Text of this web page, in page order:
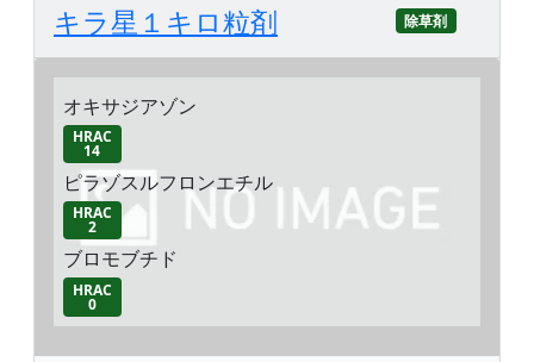
キラ星１キロ粒剤 除草剤
オキサジアゾン
HRAC
14
ピラゾスルフロンエチル
HRAC
2
ブロモブチド
HRAC
0